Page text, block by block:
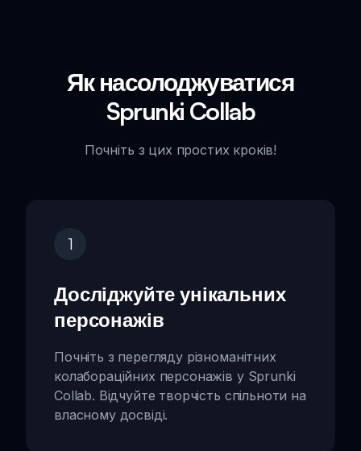
Як насолоджуватися
Sprunki Collab
Почніть з цих простих кроків!
1
Досліджуйте унікальних
персонажів
Почніть з перегляду різноманітних
колабораційних персонажів у Sprunki
Collab. Відчуйте творчість спільноти на
власному досвіді.